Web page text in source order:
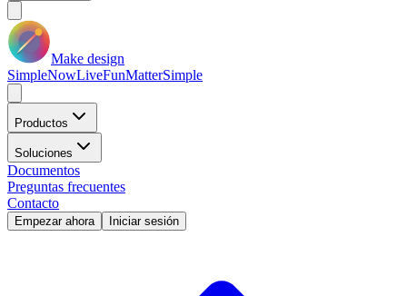
Make design
SimpleNowLiveFunMatterSimple
Productos
Soluciones
Documentos
Preguntas frecuentes
Contacto
Empezar ahora Iniciar sesión